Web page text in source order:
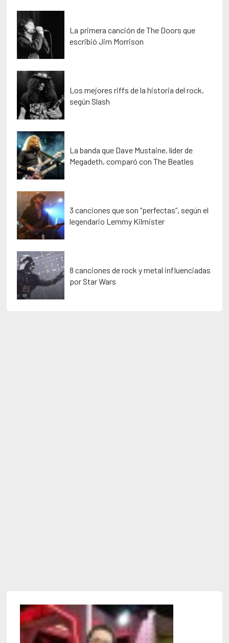
La primera canción de The Doors que
escribió Jim Morrison
Los mejores riffs de la historia del rock,
según Slash
La banda que Dave Mustaine, líder de
Megadeth, comparó con The Beatles
3 canciones que son “perfectas”, según el
legendario Lemmy Kilmister
8 canciones de rock y metal influenciadas
por Star Wars